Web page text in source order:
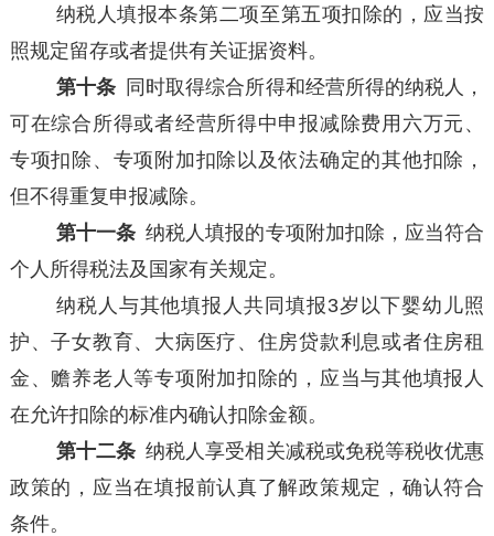
纳税人填报本条第二项至第五项扣除的，应当按
照规定留存或者提供有关证据资料。
第十条 同时取得综合所得和经营所得的纳税人，
可在综合所得或者经营所得中申报减除费用六万元、
专项扣除、专项附加扣除以及依法确定的其他扣除，
但不得重复申报减除。
第十一条 纳税人填报的专项附加扣除，应当符合
个人所得税法及国家有关规定。
纳税人与其他填报人共同填报3岁以下婴幼儿照
护、子女教育、大病医疗、住房贷款利息或者住房租
金、赡养老人等专项附加扣除的，应当与其他填报人
在允许扣除的标准内确认扣除金额。
第十二条 纳税人享受相关减税或免税等税收优惠
政策的，应当在填报前认真了解政策规定，确认符合
条件。